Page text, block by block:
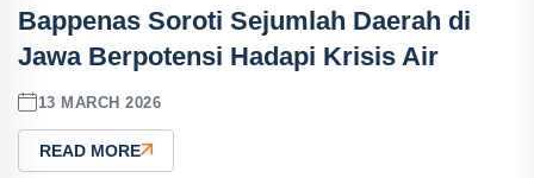
Bappenas Soroti Sejumlah Daerah di
Jawa Berpotensi Hadapi Krisis Air
13 MARCH 2026
READ MORE